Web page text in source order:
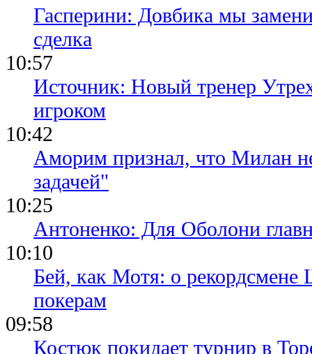
Гасперини: Довбика мы
сделка
10:57
Источник: Новый тренер
игроком
10:42
Аморим признал, что Милан
задачей"
10:25
Антоненко: Для Оболони
10:10
Бей, как Мотя: о рекордсмене
покерам
09:58
Костюк покидает турнир в